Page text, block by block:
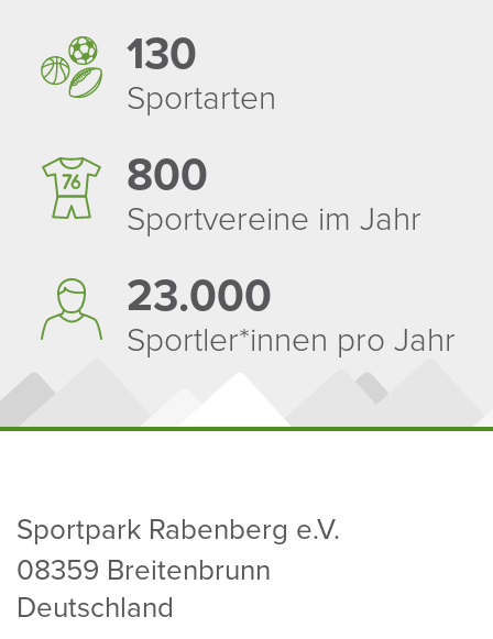
130
Sport­arten
800
Sport­ver­eine im Jahr
23.000
Sportler*innen pro Jahr
Sport­park Raben­berg e.V.
08359 Brei­ten­brunn
Deutsch­land